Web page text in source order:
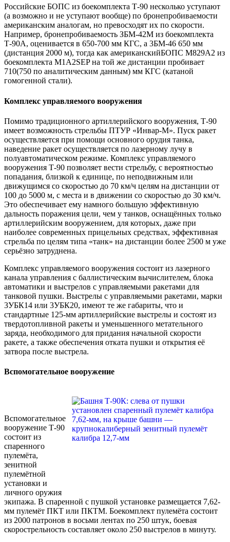
Российские БОПС из боекомплекта Т-90 несколько уступают
(а возможно и не уступают вообще) по бронепробиваемости
американским аналогам, но превосходят их по скорости.
Например, бронепробиваемость ЗБМ-42М из боекомплекта
Т-90А, оценивается в 650-700 мм КГС, а 3БМ-46 650 мм
(дистанция 2000 м), тогда как американскийБОПС М829А2 из
боекомплекта М1А2SEP на той же дистанции пробивает
710(750 по аналитическим данным) мм КГС (катаной
гомогенной стали).
Комплекс управляемого вооружения
Помимо традиционного артиллерийского вооружения, Т-90
имеет возможность стрельбы ПТУР «Инвар-М». Пуск ракет
осуществляется при помощи основного орудия танка,
наведение ракет осуществляется по лазерному лучу в
полуавтоматическом режиме. Комплекс управляемого
вооружения Т-90 позволяет вести стрельбу, с вероятностью
попадания, близкой к единице, по неподвижным или
движущимся со скоростью до 70 км/ч целям на дистанции от
100 до 5000 м, с места и в движении со скоростью до 30 км/ч.
Это обеспечивает ему намного большую эффективную
дальность поражения цели, чем у танков, оснащённых только
артиллерийским вооружением, для которых, даже при
наиболее современных прицельных средствах, эффективная
стрельба по целям типа «танк» на дистанции более 2500 м уже
серьёзно затруднена.
Комплекс управляемого вооружения состоит из лазерного
канала управления с баллистическим вычислителем, блока
автоматики и выстрелов с управляемыми ракетами для
танковой пушки. Выстрелы с управляемыми ракетами, марки
3УБК14 или 3УБК20, имеют те же габариты, что и
стандартные 125-мм артиллерийские выстрелы и состоят из
твердотопливной ракеты и уменьшенного метательного
заряда, необходимого для придания начальной скорости
ракете, а также обеспечения отката пушки и открытия её
затвора после выстрела.
Вспомогательное вооружение
Вспомогательное
вооружение Т-90
состоит из
спаренного
пулемёта,
зенитной
пулемётной
установки и
личного оружия
экипажа. В спаренной с пушкой установке размещается 7,62-
мм пулемёт ПКТ или ПКТМ. Боекомплект пулемёта состоит
из 2000 патронов в восьми лентах по 250 штук, боевая
скорострельность составляет около 250 выстрелов в минуту.